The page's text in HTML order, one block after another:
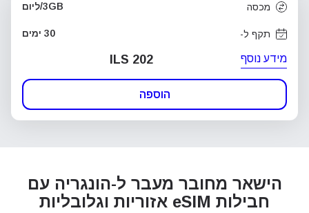
מכסה 3GB/ליום
תקף ל- 30 ימים
מידע נוסף ILS 202
הוספה
הישאר מחובר מעבר ל-הונגריה עם
חבילות eSIM אזוריות וגלובליות